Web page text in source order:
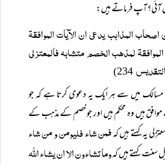
آئی؟آپ فرماتے ہیں:
المذاہب یدعی ان الآیات الموافقۃ
لمذھب الخصم متشابہ فالمعتزلی
234)
مسالک میں سے ہر ایک یہ دعوی کرتا ہے کہ جو
ہیں وہ محکم ہیں اور جو خصم کے مذہب کے
یہ کہتے ہیں کہفمن شاء فلیومن و من شاء
سنت کہتے ہیں کہوما تشاءون الا ان یشاء اللہ